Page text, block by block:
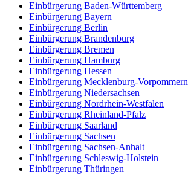
Einbürgerung Baden-Württemberg
Einbürgerung Bayern
Einbürgerung Berlin
Einbürgerung Brandenburg
Einbürgerung Bremen
Einbürgerung Hamburg
Einbürgerung Hessen
Einbürgerung Mecklenburg-Vorpommern
Einbürgerung Niedersachsen
Einbürgerung Nordrhein-Westfalen
Einbürgerung Rheinland-Pfalz
Einbürgerung Saarland
Einbürgerung Sachsen
Einbürgerung Sachsen-Anhalt
Einbürgerung Schleswig-Holstein
Einbürgerung Thüringen